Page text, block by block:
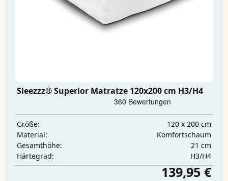
Sleezzz® Superior Matratze 120x200 cm H3/H4
Größe:
120 x 200 cm
Material:
Komfortschaum
Gesamthöhe:
21 cm
Härtegrad:
H3/H4
139,95 €